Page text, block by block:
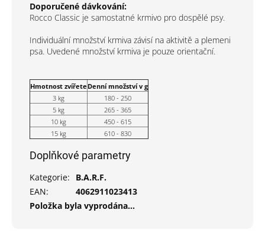
Doporučené dávkování:
Rocco Classic je samostatné krmivo pro dospělé psy.
Individuální množství krmiva závisí na aktivitě a plemeni
psa. Uvedené množství krmiva je pouze orientační.
Hmotnost zvířete Denní množství v g
3 kg
180 - 250
5 kg
265 - 365
10 kg
450 - 615
15 kg
610 - 830
Doplňkové parametry
Kategorie:
B.A.R.F.
EAN:
4062911023413
Položka byla vyprodána…